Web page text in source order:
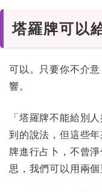
塔羅牌可以
可以。只要你不介
響。
「塔羅牌不能給別
到的說法，但這些
牌進行占卜，不曾
思，我們可以用兩